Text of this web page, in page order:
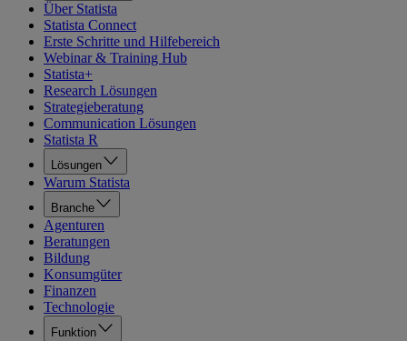
Über Statista
Statista Connect
Erste Schritte und Hilfebereich
Webinar & Training Hub
Statista+
Research Lösungen
Strategieberatung
Communication Lösungen
Statista R
Lösungen
Warum Statista
Branche
Agenturen
Beratungen
Bildung
Konsumgüter
Finanzen
Technologie
Funktion